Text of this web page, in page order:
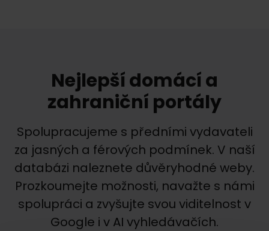
Nejlepší domácí a
zahraniční portály
Spolupracujeme s předními vydavateli
za jasných a férových podmínek. V naší
databázi naleznete důvěryhodné weby.
Prozkoumejte možnosti, navažte s námi
spolupráci a zvyšujte svou viditelnost v
Google i v AI vyhledávačích.